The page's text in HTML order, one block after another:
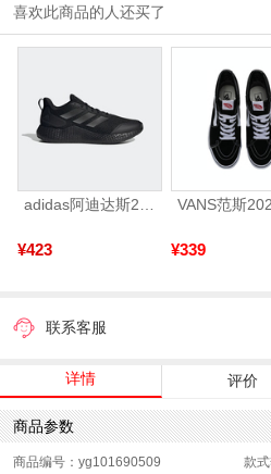
喜欢此商品的人还买了
adidas阿迪达斯2025中性edge gamedaySPW FTW-跑步GW2499
¥423 ¥339
联系客服
详情 评价
商品参数
商品编号：yg101690509
款